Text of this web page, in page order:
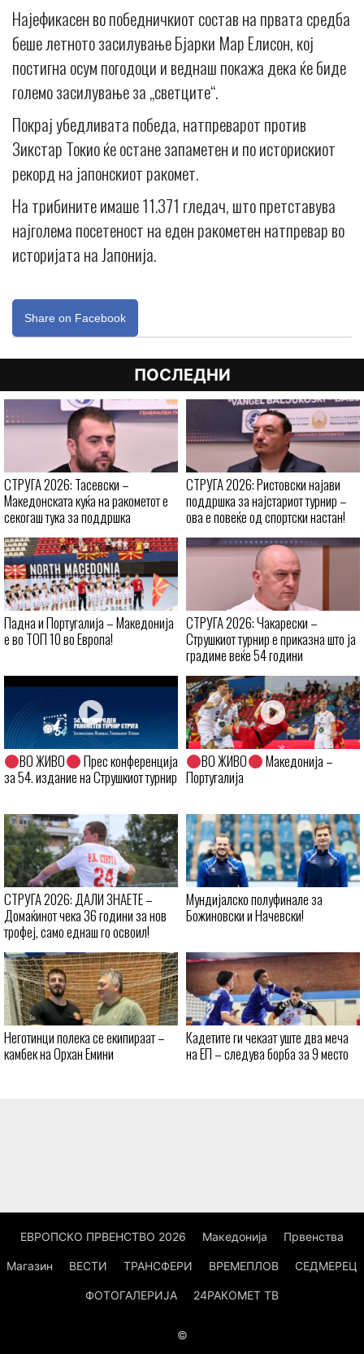
Најефикасен во победничкиот состав на првата средба
беше летното засилување Бјарки Мар Елисон, кој
постигна осум погодоци и веднаш покажа дека ќе биде
големо засилување за „светците“.
Покрај убедливата победа, натпреварот против
Зикстар Токио ќе остане запаметен и по историскиот
рекорд на јапонскиот ракомет.
На трибините имаше 11.371 гледач, што претставува
најголема посетеност на еден ракометен натпревар во
историјата на Јапонија.
Share on Facebook
ПОСЛЕДНИ
СТРУГА 2026: Тасевски –
Македонската куќа на ракометот е
секогаш тука за поддршка
СТРУГА 2026: Ристовски најави
поддршка за најстариот турнир –
ова е повеќе од спортски настан!
Падна и Португалија – Македонија
е во ТОП 10 во Европа!
СТРУГА 2026: Чакарески –
Струшкиот турнир е приказна што ја
градиме веќе 54 години
ВО ЖИВО
Прес конференција
за 54. издание на Струшкиот турнир
ВО ЖИВО
Македонија –
Португалија
СТРУГА 2026: ДАЛИ ЗНАЕТЕ –
Домаќинот чека 36 години за нов
трофеј, само еднаш го освоил!
Мундијалско полуфинале за
Божиновски и Начевски!
Неготинци полека се екипираат –
камбек на Орхан Емини
Кадетите ги чекаат уште два меча
на ЕП – следува борба за 9 место
ЕВРОПСКО ПРВЕНСТВО 2026 Македонија Првенства
Магазин ВЕСТИ ТРАНСФЕРИ ВРЕМЕПЛОВ СЕДМЕРЕЦ
ФОТОГАЛЕРИЈА 24РАКОМЕТ ТВ
©